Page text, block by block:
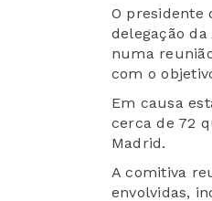
O presidente
delegação
numa
com o
Em causa
cerca de 72
Madrid.
A comitiva
envolvidas,